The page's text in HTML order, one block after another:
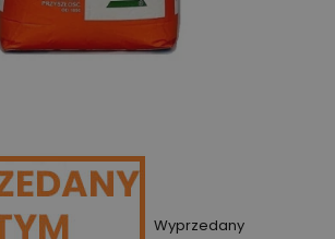
Wyprzedany